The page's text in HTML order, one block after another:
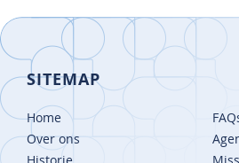
SITEMAP
Home
Over ons